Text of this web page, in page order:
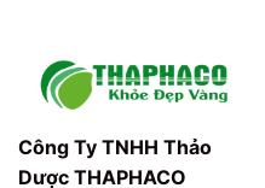
nhiều
biến
Các
tùy
Công Ty TNHH Thảo
Dược THAPHACO